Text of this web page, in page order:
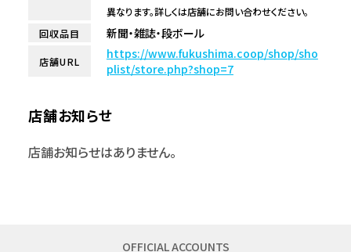
異なります。詳しくは店舗にお問い合わせください。
回収品目
新聞・雑誌・段ボール
店舗URL
https://www.fukushima.coop/shop/sho
plist/store.php?shop=7
店舗お知らせ
店舗お知らせはありません。
OFFICIAL ACCOUNTS